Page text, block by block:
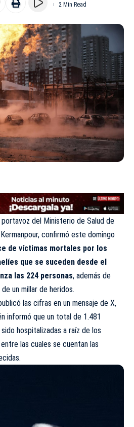
2 Min Read
portavoz del Ministerio de Salud de
confirmó este domingo
de víctimas mortales por los
que se suceden desde el
las 224 personas, además de
un millar de heridos.
las cifras en un mensaje de X,
informó que un total de 1.481
hospitalizadas a raíz de los
las cuales se cuentan las